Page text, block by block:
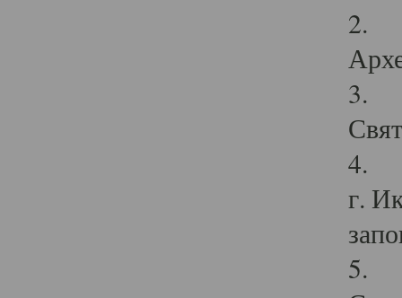
2.
3.
4.
г.
5.